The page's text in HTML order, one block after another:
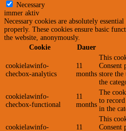
Necessary
immer aktiv
Necessary cookies are absolutely
properly. These cookies ensure basic
the website, anonymously.
Cookie
Dauer
cookielawinfo-
checbox-analytics
11
months
This
Consent
store the
the
cookielawinfo-
checbox-functional
11
months
The
to
in the
cookielawinfo-
11
This
Consent